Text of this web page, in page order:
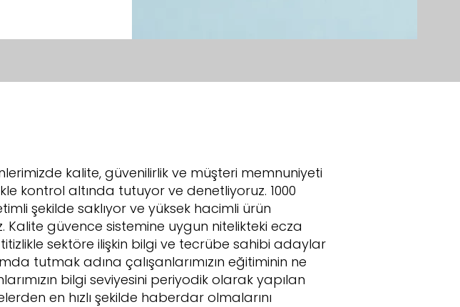
kalite, güvenilirlik ve müşteri memnuniyeti
kontrol altında tutuyor ve denetliyoruz. 1000
şekilde saklıyor ve yüksek hacimli ürün
Kalite güvence sistemine uygun nitelikteki ecza
sektöre ilişkin bilgi ve tecrübe sahibi adaylar
tutmak adına çalışanlarımızın eğitiminin ne
bilgi seviyesini periyodik olarak yapılan
en hızlı şekilde haberdar olmalarını